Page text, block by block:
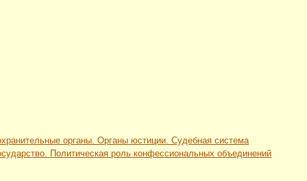
органы. Органы юстиции. Судебная система
Политическая роль конфессиональных объединений